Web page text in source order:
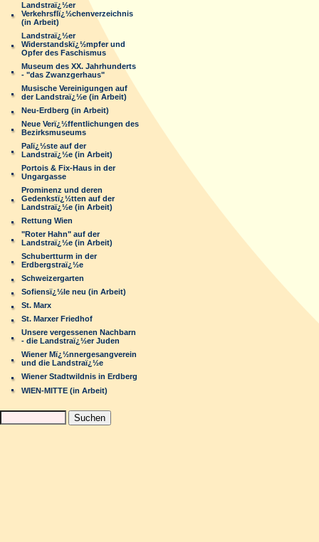
Landstraï¿½er
Verkehrsflï¿½chenverzeichnis
(in Arbeit)
Landstraï¿½er
Widerstandskï¿½mpfer und
Opfer des Faschismus
Museum des XX. Jahrhunderts
- "das Zwanzgerhaus"
Musische Vereinigungen auf
der Landstraï¿½e (in Arbeit)
Neu-Erdberg (in Arbeit)
Neue Verï¿½ffentlichungen des
Bezirksmuseums
Palï¿½ste auf der
Landstraï¿½e (in Arbeit)
Portois & Fix-Haus in der
Ungargasse
Prominenz und deren
Gedenkstï¿½tten auf der
Landstraï¿½e (in Arbeit)
Rettung Wien
"Roter Hahn" auf der
Landstraï¿½e (in Arbeit)
Schubertturm in der
Erdbergstraï¿½e
Schweizergarten
Sofiensï¿½le neu (in Arbeit)
St. Marx
St. Marxer Friedhof
Unsere vergessenen Nachbarn
- die Landstraï¿½er Juden
Wiener Mï¿½nnergesangverein
und die Landstraï¿½e
Wiener Stadtwildnis in Erdberg
WIEN-MITTE (in Arbeit)